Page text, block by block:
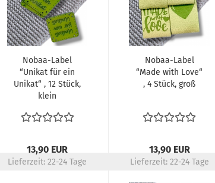
Nobaa-Label
“Unikat für ein
Unikat“ , 12 Stück,
klein
13,90 EUR
Lieferzeit:22-24 Tage
Nobaa-Label
“Made with Love“
, 4 Stück, groß
13,90 EUR
Lieferzeit: 22-24 Tage